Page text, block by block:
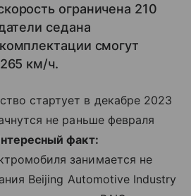
ограничена 210
седана
смогут
км/ч.
стартует в декабре 2023
не раньше февраля
факт:
занимается не
Beijing Automotive Industry